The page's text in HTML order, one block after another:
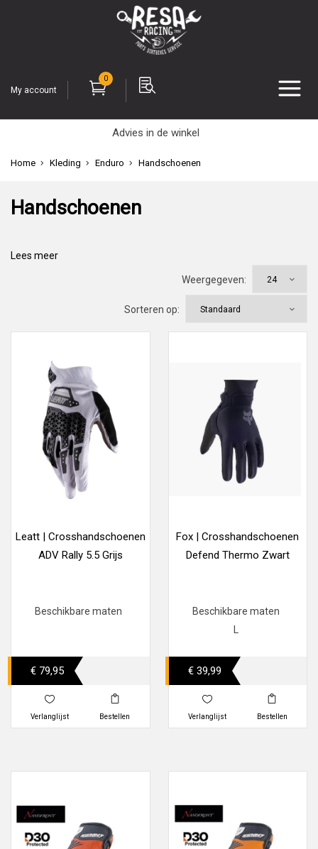
My account
0
Advies in de winkel
Home Kleding Enduro Handschoenen
Handschoenen
Lees meer
Weergegeven:
Sorteren op:
Leatt | Crosshandschoenen
ADV Rally 5.5 Grijs
Beschikbare maten
€ 79,95
Verlanglijst Bestellen
Fox | Crosshandschoenen
Defend Thermo Zwart
Beschikbare maten
L
€ 39,99
Verlanglijst Bestellen